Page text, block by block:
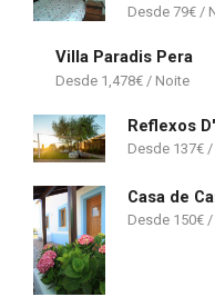
79€
Villa Paradis Pera
1,478€
Reflexos
137€
Casa de
150€